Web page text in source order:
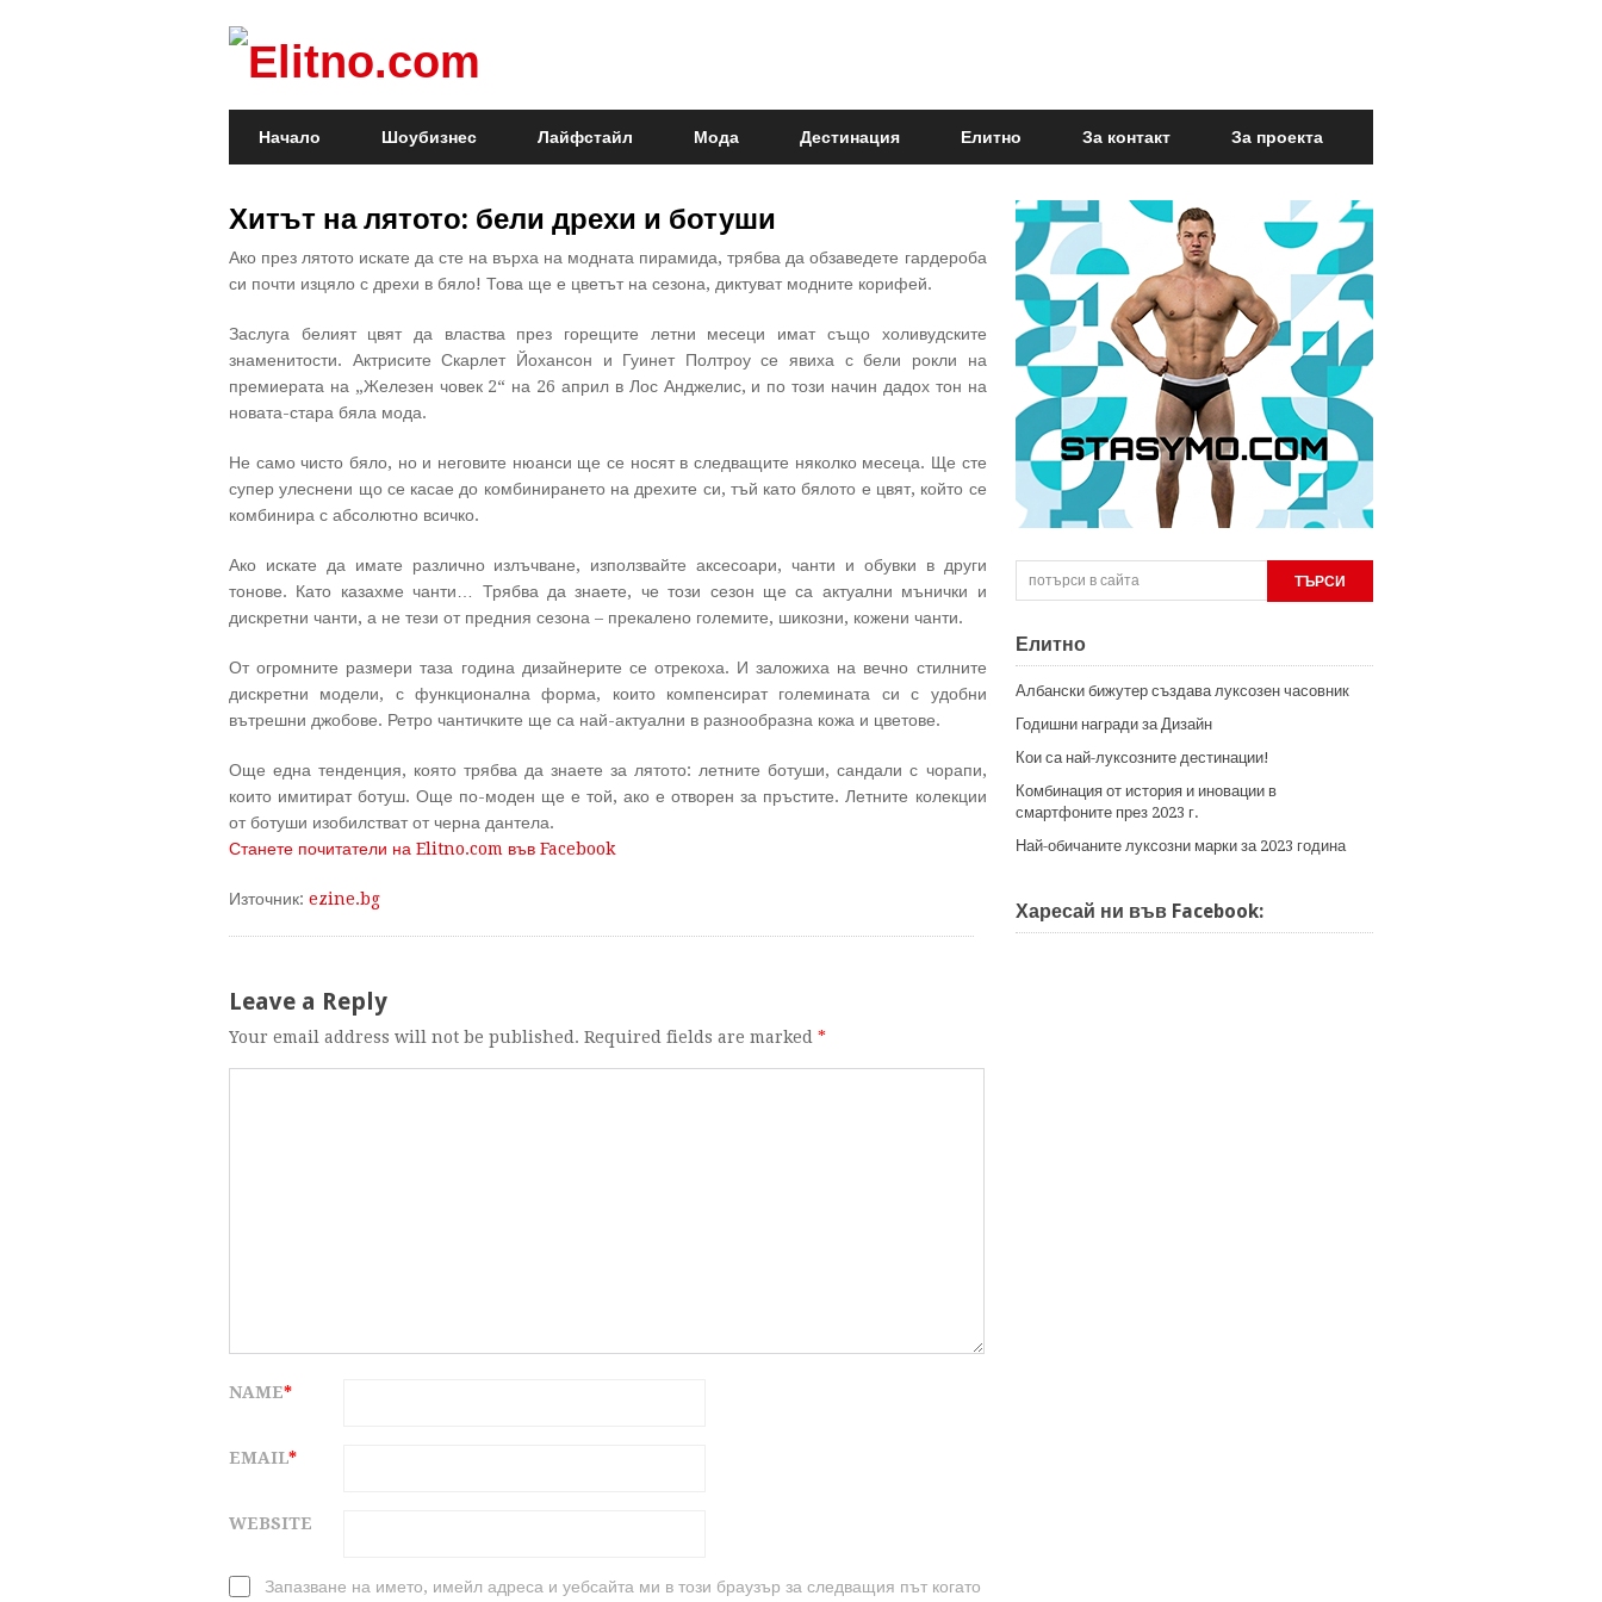
Начало Шоубизнес Лайфстайл Мода Дестинация Елитно За контакт За проекта
Хитът на лятото: бели дрехи и ботуши
Ако през лятото искате да сте на върха на модната пирамида, трябва да обзаведете гардероба
си почти изцяло с дрехи в бяло! Това ще е цветът на сезона, диктуват модните корифей.
Заслуга белият цвят да властва през горещите летни месеци имат също холивудските
знаменитости. Актрисите Скарлет Йохансон и Гуинет Полтроу се явиха с бели рокли на
премиерата на „Железен човек 2“ на 26 април в Лос Анджелис, и по този начин дадох тон на
новата-стара бяла мода.
Не само чисто бяло, но и неговите нюанси ще се носят в следващите няколко месеца. Ще сте
супер улеснени що се касае до комбинирането на дрехите си, тъй като бялото е цвят, който се
комбинира с абсолютно всичко.
Ако искате да имате различно излъчване, използвайте аксесоари, чанти и обувки в други
тонове. Като казахме чанти… Трябва да знаете, че този сезон ще са актуални мънички и
дискретни чанти, а не тези от предния сезона – прекалено големите, шикозни, кожени чанти.
От огромните размери таза година дизайнерите се отрекоха. И заложиха на вечно стилните
дискретни модели, с функционална форма, които компенсират големината си с удобни
вътрешни джобове. Ретро чантичките ще са най-актуални в разнообразна кожа и цветове.
Още една тенденция, която трябва да знаете за лятото: летните ботуши, сандали с чорапи,
които имитират ботуш. Още по-моден ще е той, ако е отворен за пръстите. Летните колекции
от ботуши изобилстват от черна дантела.
Станете почитатели на Elitno.com във Facebook
Източник: ezine.bg
Leave a Reply
Your email address will not be published. Required fields are marked *
NAME*
EMAIL*
WEBSITE
Запазване на името, имейл адреса и уебсайта ми в този браузър за следващия път когато
Елитно
Албански бижутер създава луксозен часовник
Годишни награди за Дизайн
Кои са най-луксозните дестинации!
Комбинация от история и иновации в
смартфоните през 2023 г.
Най-обичаните луксозни марки за 2023 година
Харесай ни във Facebook: